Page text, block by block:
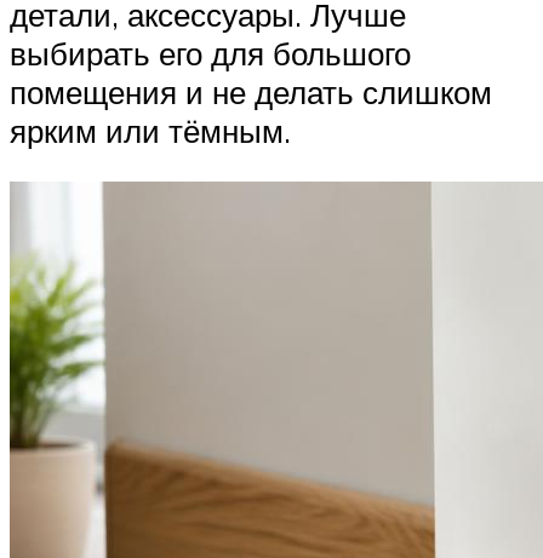
детали, аксессуары. Лучше
выбирать его для большого
помещения и не делать слишком
ярким или тёмным.